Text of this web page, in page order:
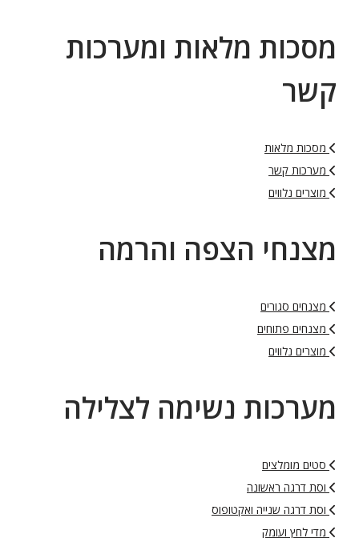
מסכות מלאות ומערכות
קשר
מסכות מלאות
מערכות קשר
מוצרים נלווים
מצנחי הצפה והרמה
מצנחים סגורים
מצנחים פתוחים
מוצרים נלווים
מערכות נשימה לצלילה
סטים מומלצים
וסת דרגה ראשונה
וסת דרגה שנייה ואקטופוס
מדי לחץ ועומק